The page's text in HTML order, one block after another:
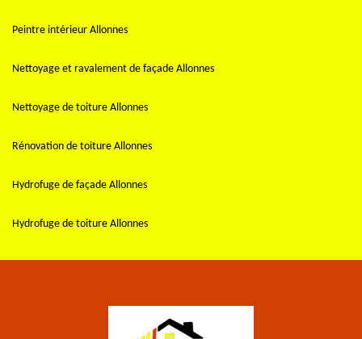
Peintre intérieur Allonnes
Nettoyage et ravalement de façade Allonnes
Nettoyage de toiture Allonnes
Rénovation de toiture Allonnes
Hydrofuge de façade Allonnes
Hydrofuge de toiture Allonnes